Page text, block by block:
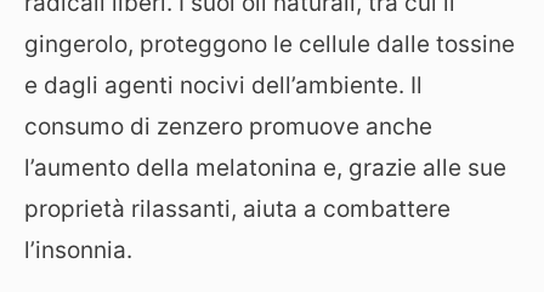
gingerolo, proteggono le cellule dalle tossine
e dagli agenti nocivi dell’ambiente. Il
consumo di zenzero promuove anche
l’aumento della melatonina e, grazie alle sue
proprietà rilassanti, aiuta a combattere
l’insonnia.